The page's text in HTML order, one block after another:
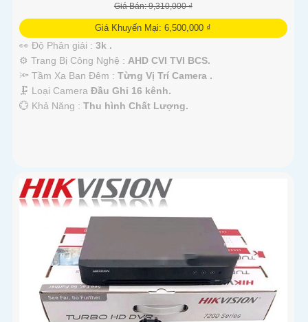
Giá Bán: 9,310,000 ₫
Giá Khuyến Mại: 6,500,000 ₫
👀 Độ Phân giải : 3k .
⚙ Trang Bị Công Nghệ : AHD CVI TVI BCS.
🔦 Tầm Xa Ban Đêm : Từng Vị Trí Camera .
🗜️ Loại Camera Đầu Ghi 16 kênh.
️💮 Khả Năng : Thu hình Chất Lượng.